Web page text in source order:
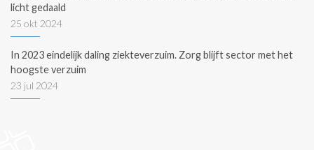
licht gedaald
25 okt 2024
In 2023 eindelijk daling ziekteverzuim. Zorg blijft sector met het
hoogste verzuim
23 jul 2024